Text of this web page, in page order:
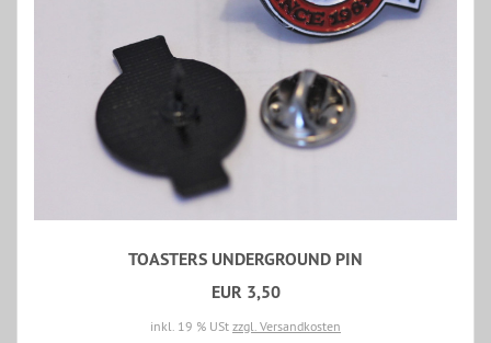
TOASTERS UNDERGROUND PIN
EUR 3,50
inkl. 19 % USt zzgl. Versandkosten